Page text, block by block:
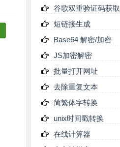
谷歌双重验证码获取
短链接生成
Base64 解密/加密
JS加密解密
批量打开网址
去除重复文本
简繁体字转换
unix时间戳转换
在线计算器